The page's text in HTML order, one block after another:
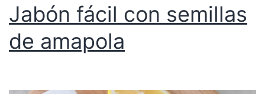
Jabón fácil con semillas
de amapola